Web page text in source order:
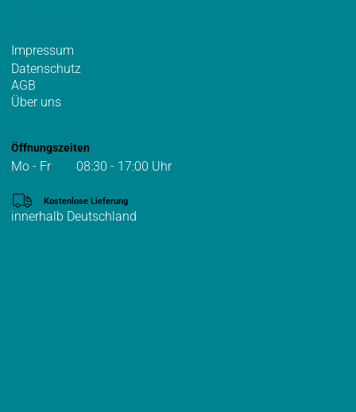
Impressum
Datenschutz
AGB
Über uns
Öffnungszeiten
Mo - Fr 08:30 - 17:00 Uhr
Kostenlose Lieferung
innerhalb Deutschland